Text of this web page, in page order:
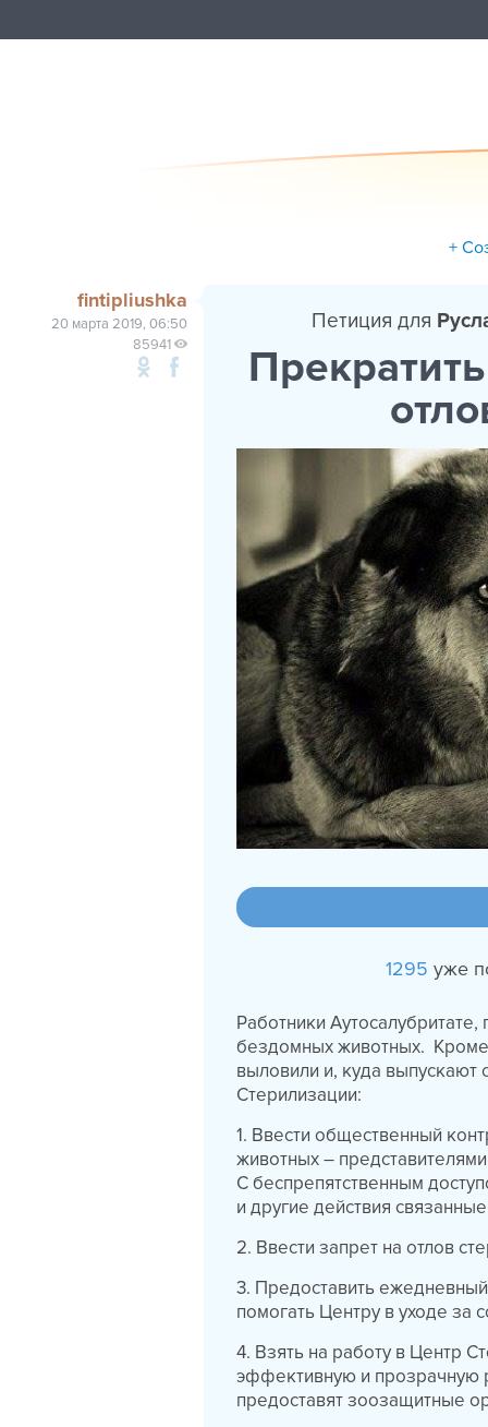
+
fintipliushka
20 марта 2019, 06:50
85941
Петиция для
1295 уже
Работники
бездомных животных. Кроме
выловили и, куда выпускают
Стерилизации:
1. Ввести общественный
животных –
С беспрепятственным
и другие действия
2. Ввести запрет на отлов
3. Предоставить
помогать Центру в уходе за
4. Взять на работу в Центр
эффективную и прозрачную
предоставят зоозащитные